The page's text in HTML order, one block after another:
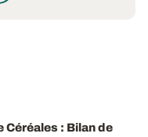
Céréales : Bilan de